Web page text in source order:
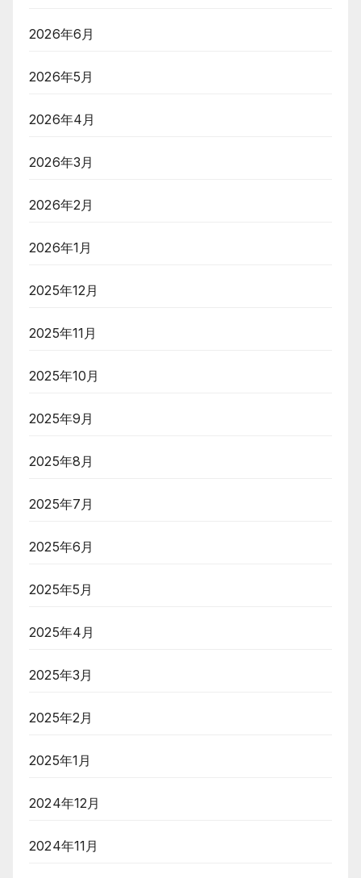
2026年6月
2026年5月
2026年4月
2026年3月
2026年2月
2026年1月
2025年12月
2025年11月
2025年10月
2025年9月
2025年8月
2025年7月
2025年6月
2025年5月
2025年4月
2025年3月
2025年2月
2025年1月
2024年12月
2024年11月